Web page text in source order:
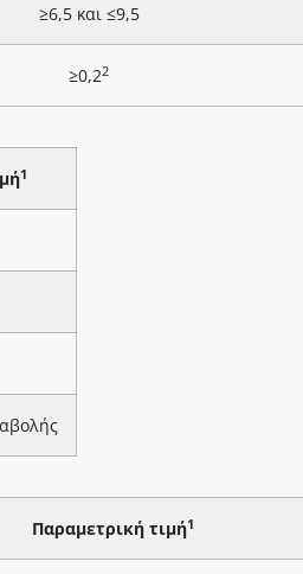
≥6,5 και ≤9,5
≥0,22
1
Παραμετρική τιμή1